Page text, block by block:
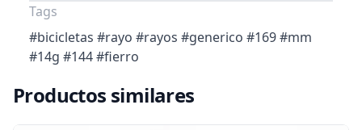
Tags
#bicicletas #rayo #rayos #generico #169 #mm
#14g #144 #fierro
Productos similares